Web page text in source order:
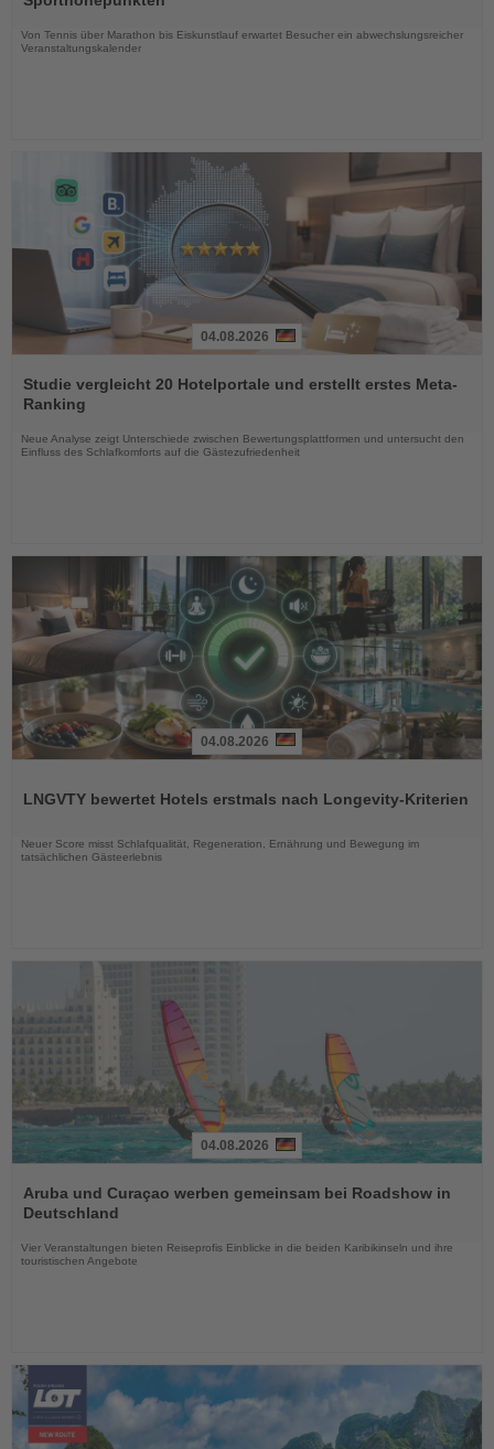
Nachrichten
Von Tennis über Marathon bis Eiskunstlauf erwartet Besucher ein abwechslungsreicher
Veranstaltungskalender
Sie
die
Nachrichten
04.08.2026
Studie vergleicht 20 Hotelportale und erstellt erstes Meta-
Ranking
Neue Analyse zeigt Unterschiede zwischen Bewertungsplattformen und untersucht den
Einfluss des Schlafkomforts auf die Gästezufriedenheit
die
04.08.2026
LNGVTY bewertet Hotels erstmals nach Longevity-Kriterien
Neuer Score misst Schlafqualität, Regeneration, Ernährung und Bewegung im
tatsächlichen Gästeerlebnis
Sie
die
04.08.2026
Aruba und Curaçao werben gemeinsam bei Roadshow in
Deutschland
Vier Veranstaltungen bieten Reiseprofis Einblicke in die beiden Karibikinseln und ihre
touristischen Angebote